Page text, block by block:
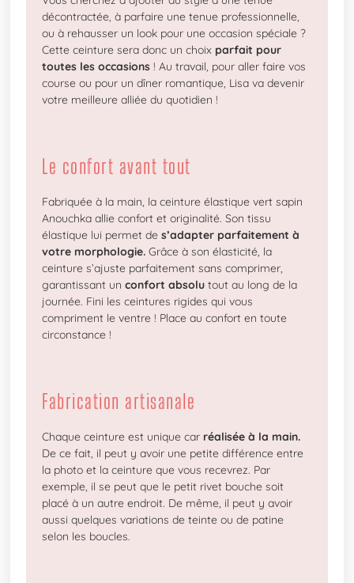
décontractée, à parfaire une tenue professionnelle,
ou à rehausser un look pour une occasion spéciale ?
Cette ceinture sera donc un choix parfait pour
toutes les occasions ! Au travail, pour aller faire vos
course ou pour un dîner romantique, Lisa va devenir
votre meilleure alliée du quotidien !
Le confort avant tout
Fabriquée à la main, la ceinture élastique vert sapin
Anouchka allie confort et originalité. Son tissu
élastique lui permet des’adapter parfaitement à
votre morphologie.Grâce à son élasticité, la
ceinture s’ajuste parfaitement sans comprimer,
garantissant unconfort absolu tout au long de la
journée. Fini les ceintures rigides qui vous
compriment le ventre ! Place au confort en toute
circonstance !
Fabrication artisanale
Chaque ceinture est unique car réalisée à la main.
De ce fait, il peut y avoir une petite différence entre
la photo et la ceinture que vous recevrez. Par
exemple, il se peut que le petit rivet bouche soit
placé à un autre endroit. De même, il peut y avoir
aussi quelques variations de teinte ou de patine
selon les boucles.